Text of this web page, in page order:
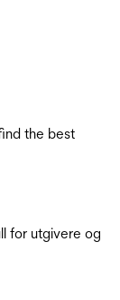
the best
for utgivere og